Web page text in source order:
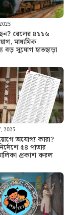
রেলের ৪১১৬
মাধ্যমিক
বড় সুযোগ হাতছাড়া
2025
অযোগ্য কারা?
৫৪ পাতার
প্রকাশ করল